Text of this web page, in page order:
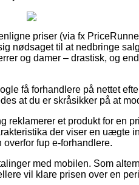
priser (via fx
nødsaget til at nedbringe
og damer – drastisk, og
få forhandlere på nettet
at du er skråsikker på at
reklamerer et produkt for en
der viser en uægte
overfor fup e-forhandlere.
med mobilen. Som
vil klare prisen over en